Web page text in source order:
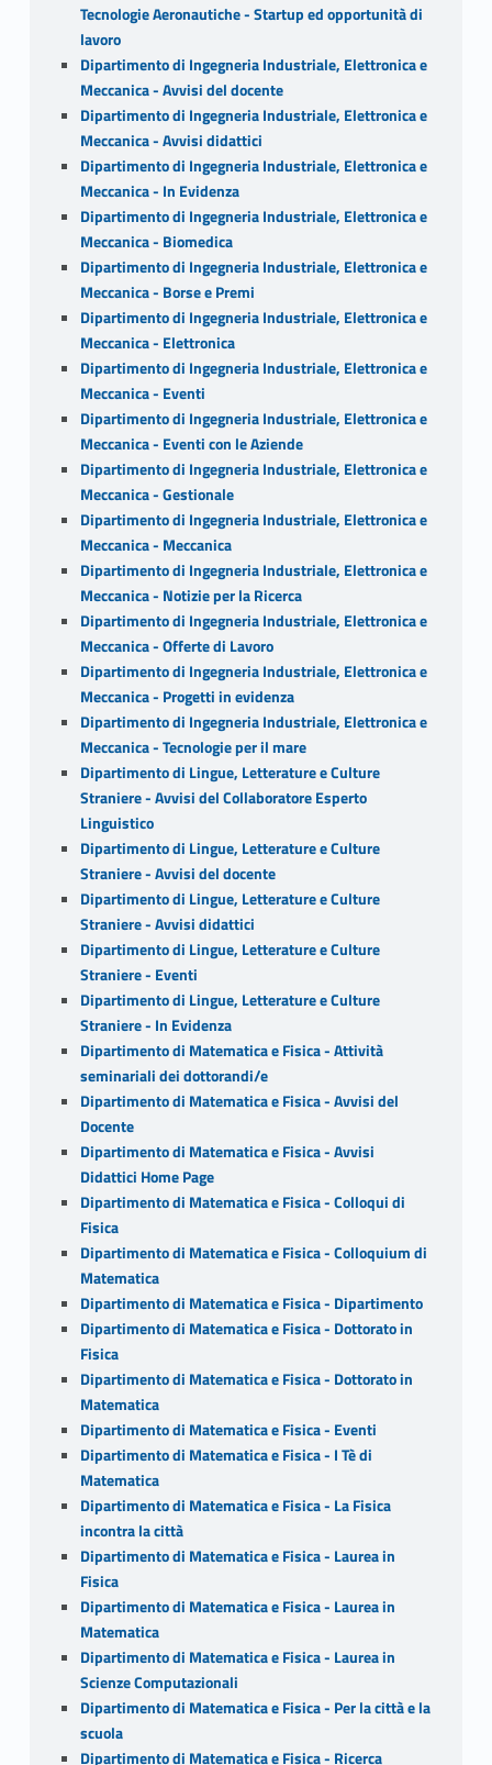
Tecnologie Aeronautiche - Startup ed opportunità di
lavoro
Dipartimento di Ingegneria Industriale, Elettronica e
Meccanica - Avvisi del docente
Dipartimento di Ingegneria Industriale, Elettronica e
Meccanica - Avvisi didattici
Dipartimento di Ingegneria Industriale, Elettronica e
Meccanica - In Evidenza
Dipartimento di Ingegneria Industriale, Elettronica e
Meccanica - Biomedica
Dipartimento di Ingegneria Industriale, Elettronica e
Meccanica - Borse e Premi
Dipartimento di Ingegneria Industriale, Elettronica e
Meccanica - Elettronica
Dipartimento di Ingegneria Industriale, Elettronica e
Meccanica - Eventi
Dipartimento di Ingegneria Industriale, Elettronica e
Meccanica - Eventi con le Aziende
Dipartimento di Ingegneria Industriale, Elettronica e
Meccanica - Gestionale
Dipartimento di Ingegneria Industriale, Elettronica e
Meccanica - Meccanica
Dipartimento di Ingegneria Industriale, Elettronica e
Meccanica - Notizie per la Ricerca
Dipartimento di Ingegneria Industriale, Elettronica e
Meccanica - Offerte di Lavoro
Dipartimento di Ingegneria Industriale, Elettronica e
Meccanica - Progetti in evidenza
Dipartimento di Ingegneria Industriale, Elettronica e
Meccanica - Tecnologie per il mare
Dipartimento di Lingue, Letterature e Culture
Straniere - Avvisi del Collaboratore Esperto
Linguistico
Dipartimento di Lingue, Letterature e Culture
Straniere - Avvisi del docente
Dipartimento di Lingue, Letterature e Culture
Straniere - Avvisi didattici
Dipartimento di Lingue, Letterature e Culture
Straniere - Eventi
Dipartimento di Lingue, Letterature e Culture
Straniere - In Evidenza
Dipartimento di Matematica e Fisica - Attività
seminariali dei dottorandi/e
Dipartimento di Matematica e Fisica - Avvisi del
Docente
Dipartimento di Matematica e Fisica - Avvisi
Didattici Home Page
Dipartimento di Matematica e Fisica - Colloqui di
Fisica
Dipartimento di Matematica e Fisica - Colloquium di
Matematica
Dipartimento di Matematica e Fisica - Dipartimento
Dipartimento di Matematica e Fisica - Dottorato in
Fisica
Dipartimento di Matematica e Fisica - Dottorato in
Matematica
Dipartimento di Matematica e Fisica - Eventi
Dipartimento di Matematica e Fisica - I Tè di
Matematica
Dipartimento di Matematica e Fisica - La Fisica
incontra la città
Dipartimento di Matematica e Fisica - Laurea in
Fisica
Dipartimento di Matematica e Fisica - Laurea in
Matematica
Dipartimento di Matematica e Fisica - Laurea in
Scienze Computazionali
Dipartimento di Matematica e Fisica - Per la città e la
scuola
Dipartimento di Matematica e Fisica - Ricerca